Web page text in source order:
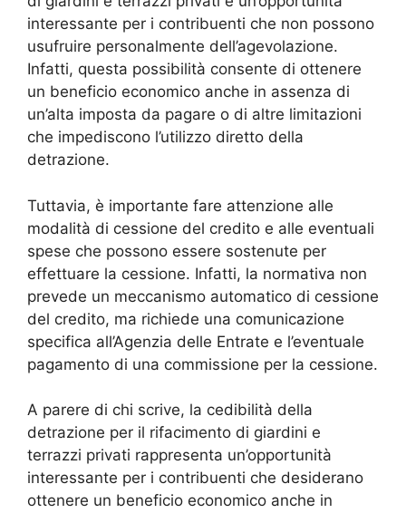
interessante per i contribuenti che non possono
usufruire personalmente dell’agevolazione.
Infatti, questa possibilità consente di ottenere
un beneficio economico anche in assenza di
un’alta imposta da pagare o di altre limitazioni
che impediscono l’utilizzo diretto della
detrazione.
Tuttavia, è importante fare attenzione alle
modalità di cessione del credito e alle eventuali
spese che possono essere sostenute per
effettuare la cessione. Infatti, la normativa non
prevede un meccanismo automatico di cessione
del credito, ma richiede una comunicazione
specifica all’Agenzia delle Entrate e l’eventuale
pagamento di una commissione per la cessione.
A parere di chi scrive, la cedibilità della
detrazione per il rifacimento di giardini e
terrazzi privati rappresenta un’opportunità
interessante per i contribuenti che desiderano
ottenere un beneficio economico anche in